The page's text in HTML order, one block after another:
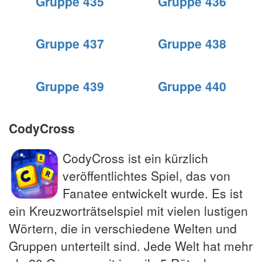
Gruppe 437 Gruppe 438
Gruppe 439 Gruppe 440
CodyCross
CodyCross ist ein kürzlich
veröffentlichtes Spiel, das von
Fanatee entwickelt wurde. Es ist
ein Kreuzworträtselspiel mit vielen lustigen
Wörtern, die in verschiedene Welten und
Gruppen unterteilt sind. Jede Welt hat mehr